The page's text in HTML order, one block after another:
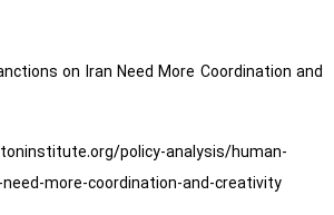
on Iran Need More Coordination and
policy-analysis/human-
more-coordination-and-creativity